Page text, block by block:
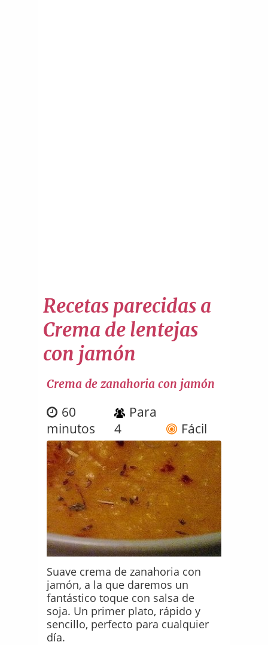
Recetas parecidas a
Crema de lentejas
con jamón
Crema de zanahoria con jamón
60
minutos
Para
4
Fácil
Suave crema de zanahoria con
jamón, a la que daremos un
fantástico toque con salsa de
soja. Un primer plato, rápido y
sencillo, perfecto para cualquier
día.